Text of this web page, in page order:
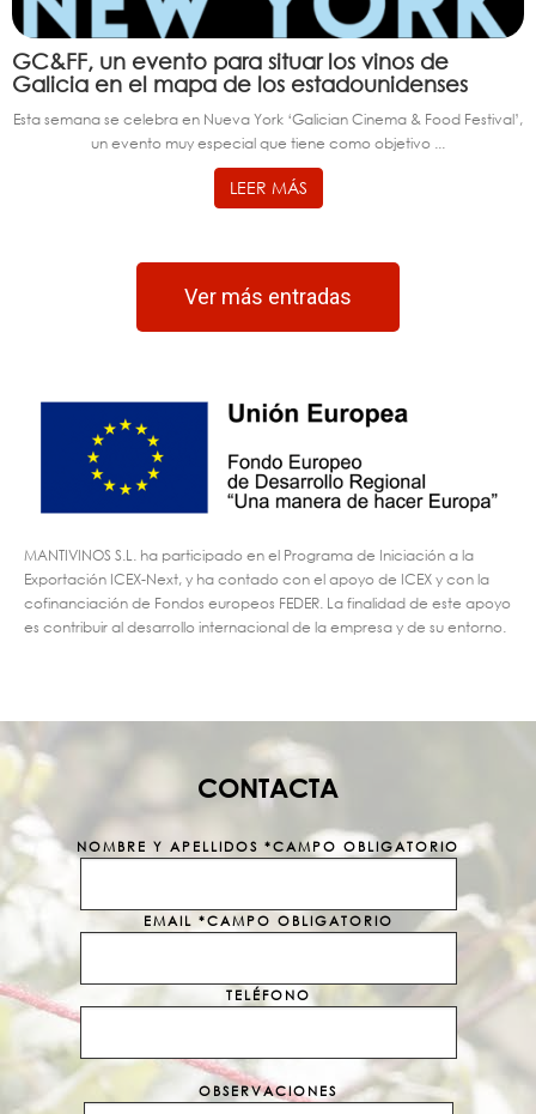
GC&FF, un evento para situar los vinos de
Galicia en el mapa de los estadounidenses
Esta semana se celebra en Nueva York ‘Galician Cinema & Food Festival’,
un evento muy especial que tiene como objetivo ...
LEER MÁS
Ver más entradas
MANTIVINOS S.L. ha participado en el Programa de Iniciación a la
Exportación ICEX-Next, y ha contado con el apoyo de ICEX y con la
cofinanciación de Fondos europeos FEDER. La finalidad de este apoyo
es contribuir al desarrollo internacional de la empresa y de su entorno.
CONTACTA
NOMBRE Y APELLIDOS *CAMPO OBLIGATORIO
EMAIL *CAMPO OBLIGATORIO
TELÉFONO
OBSERVACIONES